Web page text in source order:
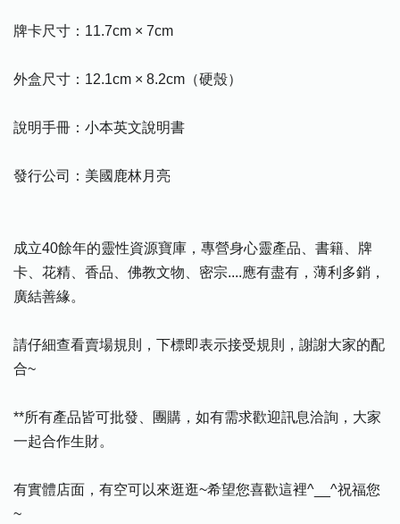
牌卡尺寸：11.7cm × 7cm
外盒尺寸：12.1cm × 8.2cm（硬殼）
說明手冊：小本英文說明書
發行公司：美國鹿林月亮
成立40餘年的靈性資源寶庫，專營身心靈產品、書籍、牌
卡、花精、香品、佛教文物、密宗....應有盡有，薄利多銷，
廣結善緣。
請仔細查看賣場規則，下標即表示接受規則，謝謝大家的配
合~
**所有產品皆可批發、團購，如有需求歡迎訊息洽詢，大家
一起合作生財。
有實體店面，有空可以來逛逛~希望您喜歡這裡^__^祝福您
~